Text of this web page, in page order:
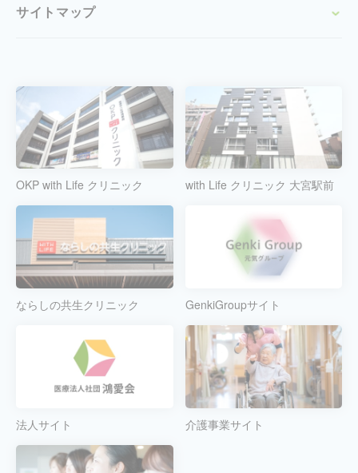
サイトマップ
OKP with Life クリニック with Life クリニック 大宮駅前
ならしの共生クリニック GenkiGroupサイト
法人サイト 介護事業サイト